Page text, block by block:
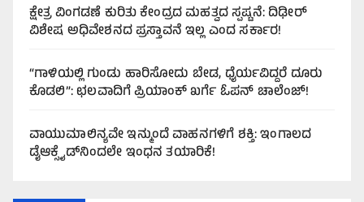
ಕ್ಷೇತ್ರ ವಿಂಗಡಣೆ ಕುರಿತು ಕೇಂದ್ರದ ಮಹತ್ವದ ಸ್ಪಷ್ಟನೆ: ದಿಢೀರ್
ವಿಶೇಷ ಅಧಿವೇಶನದ ಪ್ರಸ್ತಾವನೆ ಇಲ್ಲ ಎಂದ ಸರ್ಕಾರ!
“ಗಾಳಿಯಲ್ಲಿ ಗುಂಡು ಹಾರಿಸೋದು ಬೇಡ, ಧೈರ್ಯವಿದ್ದರೆ ದೂರು
ಕೊಡಲಿ”: ಛಲವಾದಿಗೆ ಪ್ರಿಯಾಂಕ್ ಖರ್ಗೆ ಓಪನ್ ಚಾಲೆಂಜ್!
ವಾಯುಮಾಲಿನ್ಯವೇ ಇನ್ಮುಂದೆ ವಾಹನಗಳಿಗೆ ಶಕ್ತಿ: ಇಂಗಾಲದ
ಡೈಆಕ್ಸೈಡ್‌ನಿಂದಲೇ ಇಂಧನ ತಯಾರಿಕೆ!